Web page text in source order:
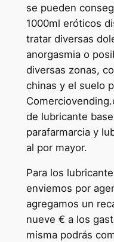
se pueden
1000ml eróticos
tratar diversas
anorgasmia o
diversas zonas,
chinas y el suelo
de lubricante
parafarmarcia y
al por mayor.
Para los
enviemos por
agregamos un
nueve € a los
misma podrás